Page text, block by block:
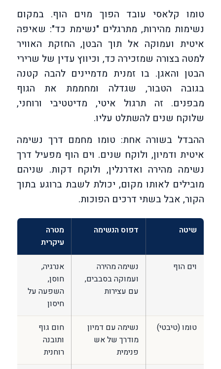
טומו קלאסי עובד הפוך מוים הוף. במקום
נשימות מהירות, מתרגלים "נשימת כד": שאיפה
איטית ועמוקה אל תוך הבטן, החזקת האוויר
למטה בצורה שמזכירה כד, וכיווץ עדין של שרירי
הבטן והאגן. בו זמנית מדמיינים להבה קטנה
בגובה הטבור, שגדלה ומחממת את הגוף
מבפנים. זה תרגול איטי, מדיטטיבי ורוחני,
שלוקח שנים להשתלט עליו.
ההבדל בשורה אחת: טומו מחמם דרך נשימה
איטית ודמיון, ולוקח שנים. וים הוף מפעיל דרך
נשימה מהירה ואדרנלין, ולוקח דקות. שניהם
מובילים לאותו מקום, יכולת לשבת ברוגע בתוך
הקור, אבל בשתי דרכים הפוכות.
שיטה דפוס הנשימה
מטרה
עיקרית
וים הוף
נשימה מהירה
ועמוקה בסבבים,
עם עצירות
אנרגיה,
חוסן,
השפעה על
חיסון
טומו (טיבטי)
נשימה עם דמיון
מודרך של אש
פנימית
חום גוף
ותובנה
רוחנית